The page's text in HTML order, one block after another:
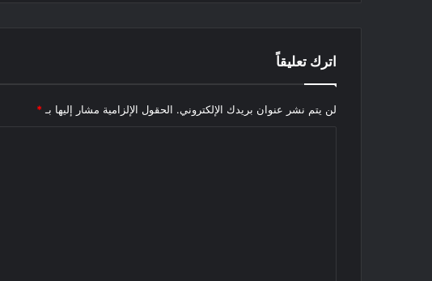
اترك تعليقاً
لن يتم نشر عنوان بريدك الإلكتروني. الحقول الإلزامية مشار إليها بـ *